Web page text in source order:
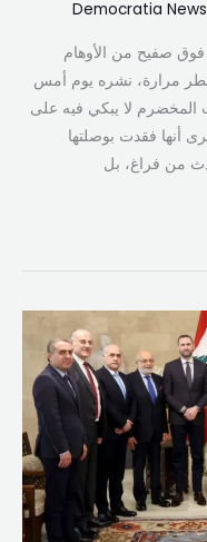
Democratia News
فوق صفيح من الأوهام
مرارة، نشره يوم أمس
الكاتب المخضرم لا يبكي فيه على
أنها فقدت بوصلتها
من فراغ، بل